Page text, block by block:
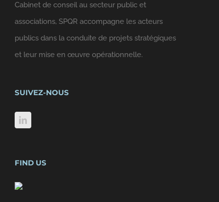
Cabinet de conseil au secteur public et
associations, SPQR accompagne les acteurs
publics dans la conduite de projets stratégiques
et leur mise en œuvre opérationnelle.
SUIVEZ-NOUS
FIND US